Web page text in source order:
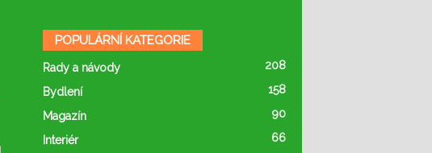
POPULÁRNÍ KATEGORIE
Rady a návody 208
Bydlení 158
Magazín 90
Interiér 66